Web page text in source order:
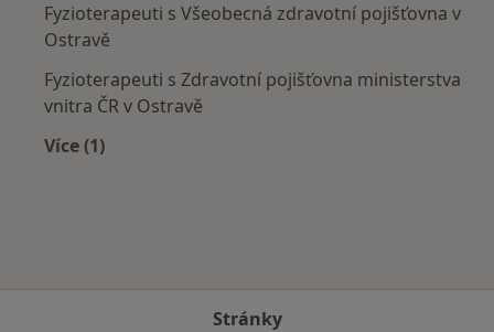
Fyzioterapeuti s Všeobecná zdravotní pojišťovna v
Ostravě
Fyzioterapeuti s Zdravotní pojišťovna ministerstva
vnitra ČR v Ostravě
Více (1)
Stránky